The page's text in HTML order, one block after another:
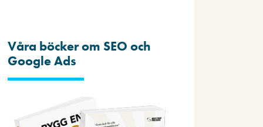
Våra böcker om SEO och
Google Ads